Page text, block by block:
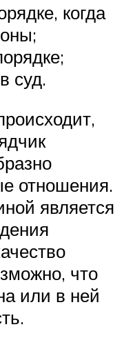
когда
суд.
отношения.
является
что
или в ней